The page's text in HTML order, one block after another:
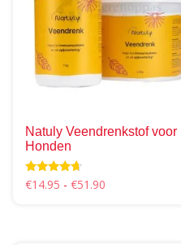
Natuly Veendrenkstof voor
Honden
Waardering
4.50
€14.95 - €51.90Prijsklasse: